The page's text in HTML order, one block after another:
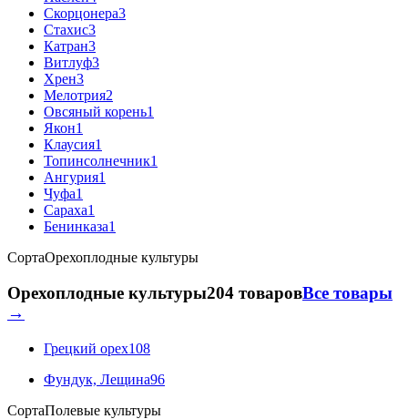
Скорцонера3
Стахис3
Катран3
Витлуф3
Хрен3
Мелотрия2
Овсяный корень1
Якон1
Клаусия1
Топинсолнечник1
Ангурия1
Чуфа1
Сараха1
Бенинказа1
СортаОрехоплодные культуры
Орехоплодные культуры204 товаровВсе товары
→
Грецкий орех108
Фундук, Лещина96
СортаПолевые культуры